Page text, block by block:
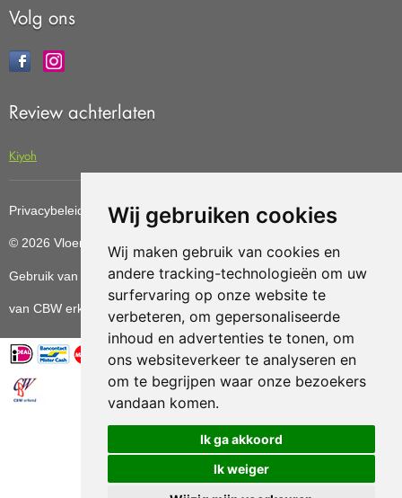
Wij gebruiken cookies
Wij maken gebruik van cookies en
andere tracking-technologieën om uw
surfervaring op onze website te
verbeteren, om gepersonaliseerde
inhoud en advertenties te tonen, om
ons websiteverkeer te analyseren en
om te begrijpen waar onze bezoekers
vandaan komen.
Ik ga akkoord
Ik weiger
Volg ons
Review achterlaten
Kiyoh
Privacybeleid Cookiebeleid Update cookies preferences
© 2026 Vloerenvoordelig
Gebruik van deze site betekent dat u dealgemene voorwaarden
van CBW erkende woonwinkels accepteert.
Vloerenvoordelig.nl is een onderdeel van